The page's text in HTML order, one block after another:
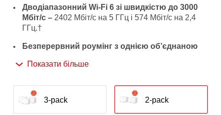
Дводіапазонний Wi-Fi 6 зі швидкістю до 3000
Мбіт/с – 2402 Мбіт/с на 5 ГГц і 574 Мбіт/с на 2,4
ГГц.†
Безперервний роумінг з однією об’єднаною
автоматично перемикатися між Halo, коли ви
імені та пароля WiFi.‡
Покриття всього будинку – Покриття до 460 м²
Показати більше
3-pack 2-pack